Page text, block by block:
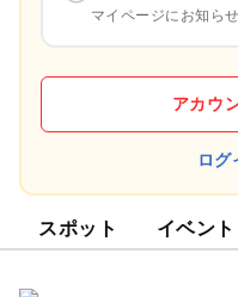
マイページにお知ら
アカウ
ログ
スポット イベント